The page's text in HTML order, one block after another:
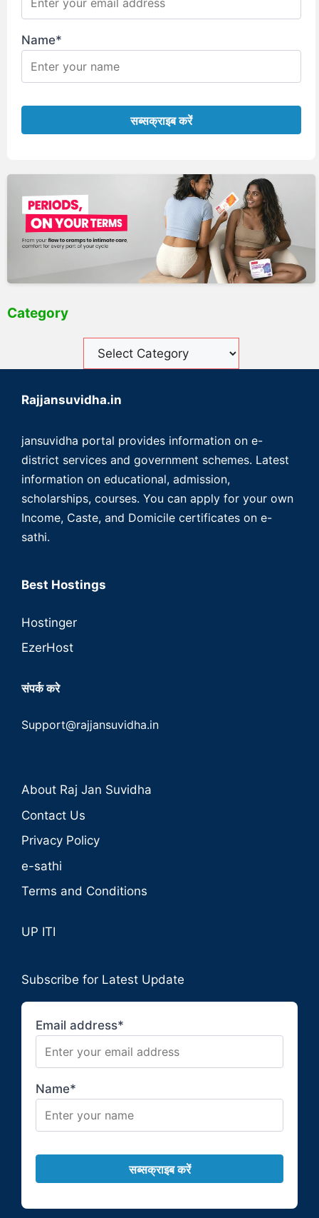
Name*
Category
Rajjansuvidha.in
jansuvidha portal provides information on e-
district services and government schemes. Latest
information on educational, admission,
scholarships, courses. You can apply for your own
Income, Caste, and Domicile certificates on e-
sathi.
Best Hostings
Hostinger
EzerHost
संपर्क करे
Support@rajjansuvidha.in
About Raj Jan Suvidha
Contact Us
Privacy Policy
e-sathi
Terms and Conditions
UP ITI
Subscribe for Latest Update
Email address*
Name*